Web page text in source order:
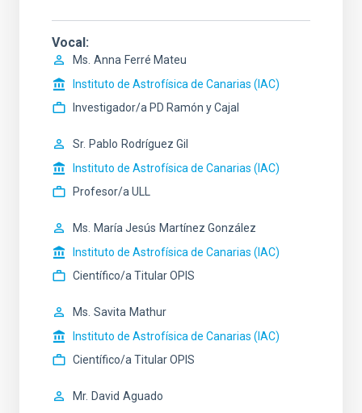
Vocal
Ms. Anna Ferré Mateu
Instituto de Astrofísica de Canarias (IAC)
Investigador/a PD Ramón y Cajal
Sr. Pablo Rodríguez Gil
Instituto de Astrofísica de Canarias (IAC)
Profesor/a ULL
Ms. María Jesús Martínez González
Instituto de Astrofísica de Canarias (IAC)
Científico/a Titular OPIS
Ms. Savita Mathur
Instituto de Astrofísica de Canarias (IAC)
Científico/a Titular OPIS
Mr. David Aguado